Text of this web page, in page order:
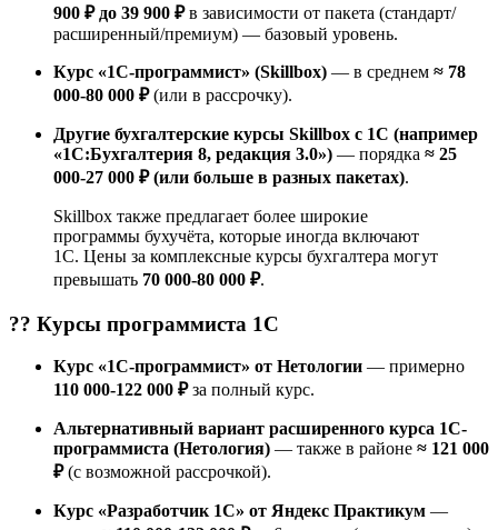
900 ₽ до 39 900 ₽в зависимости от пакета (стандарт/
расширенный/премиум) — базовый уровень.
Курс «1С-программист» (Skillbox) — в среднем ≈ 78
000-80 000 ₽(или в рассрочку).
Другие бухгалтерские курсы Skillbox с 1С (например
«1С:Бухгалтерия 8, редакция 3.0») — порядка ≈ 25
000-27 000 ₽ (или больше в разных пакетах).
Skillbox также предлагает более широкие
программы бухучёта, которые иногда включают
1С. Цены за комплексные курсы бухгалтера могут
превышать 70 000-80 000 ₽.
?‍? Курсы программиста 1С
Курс «1С-программист» от Нетологии — примерно
110 000-122 000 ₽за полный курс.
Альтернативный вариант расширенного курса 1С-
программиста (Нетология) — также в районе ≈ 121 000
₽(с возможной рассрочкой).
Курс «Разработчик 1C» от Яндекс Практикум —